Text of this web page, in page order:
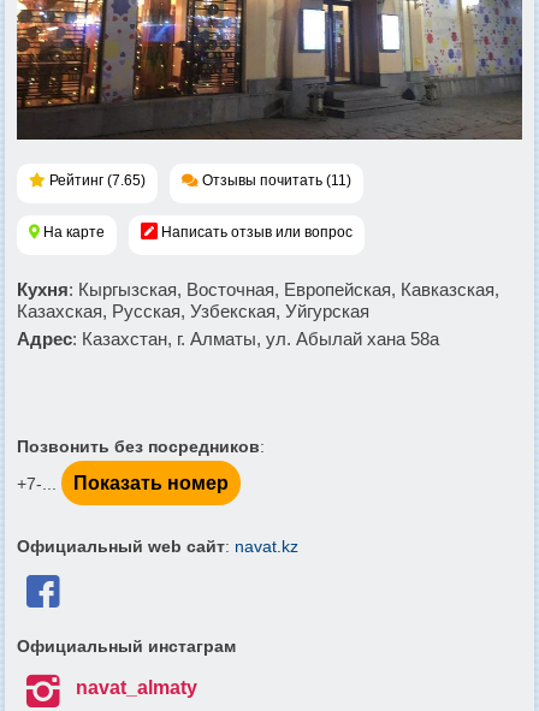
Рейтинг (7.65) Отзывы почитать (11)
На карте Написать отзыв или вопрос
Кухня: Кыргызская, Восточная, Европейская, Кавказская,
Казахская, Русская, Узбекская, Уйгурская
Адрес: Казахстан, г. Алматы, ул. Абылай хана 58а
Позвонить без посредников:
+7-...
Показать номер
Официальный web сайт: navat.kz

Официальный инстаграм
 navat_almaty